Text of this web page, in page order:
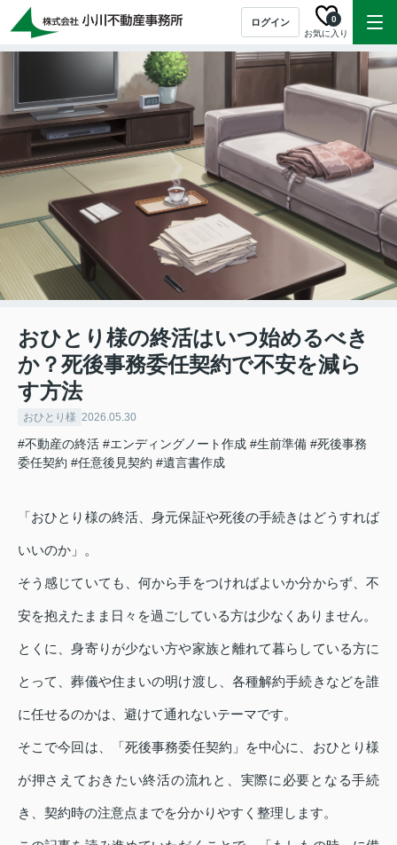
ログイン
お気に入り
0
おひとり様の終活はいつ始めるべき
か？死後事務委任契約で不安を減ら
す方法
おひとり様 2026.05.30
#不動産の終活 #エンディングノート作成 #生前準備 #死後事務
委任契約 #任意後見契約 #遺言書作成
「おひとり様の終活、身元保証や死後の手続きはどうすれば
いいのか」。
そう感じていても、何から手をつければよいか分からず、不
安を抱えたまま日々を過ごしている方は少なくありません。
とくに、身寄りが少ない方や家族と離れて暮らしている方に
とって、葬儀や住まいの明け渡し、各種解約手続きなどを誰
に任せるのかは、避けて通れないテーマです。
そこで今回は、「死後事務委任契約」を中心に、おひとり様
が押さえておきたい終活の流れと、実際に必要となる手続
き、契約時の注意点までを分かりやすく整理します。